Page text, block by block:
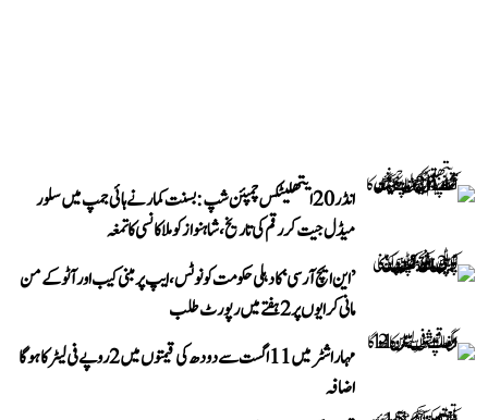
انڈر 20 ایتھلیٹکس چمپئن شپ: بسنت کمار نے ہائی جمپ میں سلور
میڈل جیت کر رقم کی تاریخ، شاہنواز کو ملا کانسی کا تمغہ
’این ایچ آر سی‘ کا دہلی حکومت کو نوٹس، ایپ پر مبنی کیب اور آٹو کے من
مانی کرایوں پر 2 ہفتے میں رپورٹ طلب
مہاراشٹر میں 11 اگست سے دودھ کی قیمتوں میں 2 روپے فی لیٹر کا ہوگا
اضافہ